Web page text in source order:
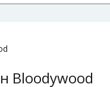
Bloodywood